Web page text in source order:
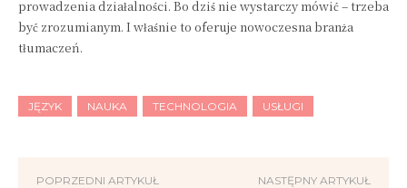
prowadzenia działalności. Bo dziś nie wystarczy mówić – trzeba
być zrozumianym. I właśnie to oferuje nowoczesna branża
tłumaczeń.
JĘZYK NAUKA TECHNOLOGIA USŁUGI
POPRZEDNI ARTYKUŁ NASTĘPNY ARTYKUŁ